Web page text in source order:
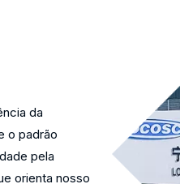
da
o padrão
pela
orienta nosso